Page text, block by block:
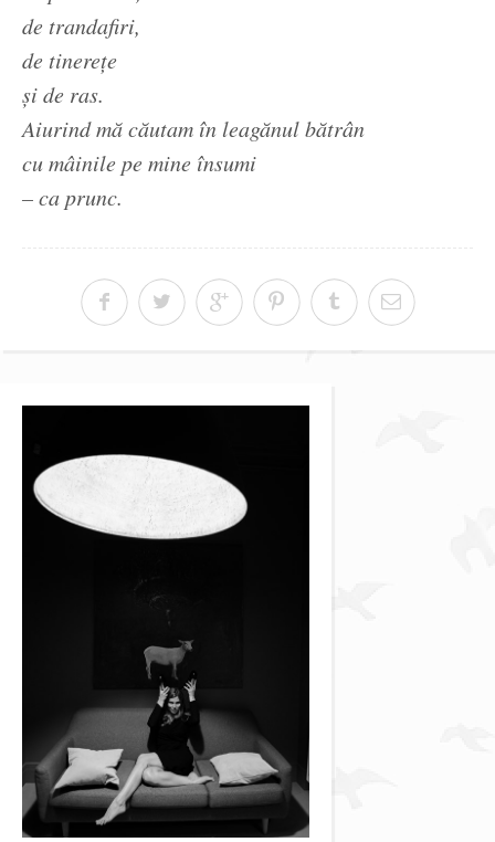
de trandafiri,
de tinerețe
și de ras.
Aiurind mă căutam în leagănul bătrân
cu mâinile pe mine însumi
– ca prunc.